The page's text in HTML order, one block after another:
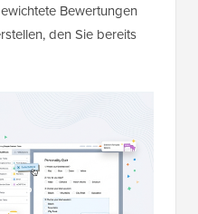
Bewertungen
den Sie bereits